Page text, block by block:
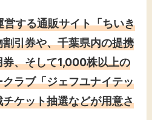
営する通販サイト「ちいき
引券や、千葉県内の提携
、そして1,000株以上の
ラブ「ジェフユナイテッ
ケット抽選などが用意さ